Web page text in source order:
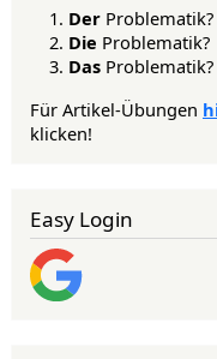
Der Problematik?
Die Problematik?
Das Problematik?
Für Artikel-Übungen
klicken!
Easy Login